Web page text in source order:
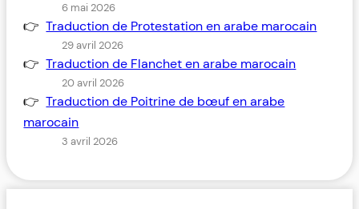
6 mai 2026
Traduction de Protestation en arabe marocain
29 avril 2026
Traduction de Flanchet en arabe marocain
20 avril 2026
Traduction de Poitrine de bœuf en arabe
marocain
3 avril 2026